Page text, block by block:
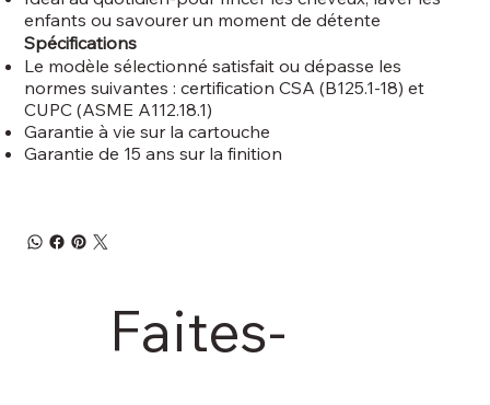
enfants ou savourer un moment de détente
Spécifications
Le modèle sélectionné satisfait ou dépasse les
normes suivantes : certification CSA (B125.1-18) et
CUPC (ASME A112.18.1)
Garantie à vie sur la cartouche
Garantie de 15 ans sur la finition
Faites-